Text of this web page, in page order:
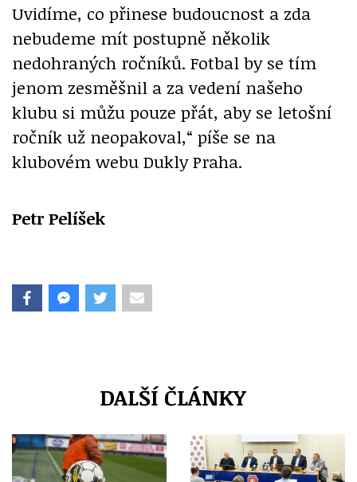
Uvidíme, co přinese budoucnost a zda
nebudeme mít postupně několik
nedohraných ročníků. Fotbal by se tím
jenom zesměšnil a za vedení našeho
klubu si můžu pouze přát, aby se letošní
ročník už neopakoval,“ píše se na
klubovém webu Dukly Praha.
Petr Pelíšek
DALŠÍ ČLÁNKY